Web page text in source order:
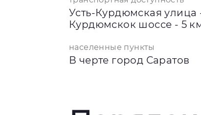
Усть-Курдюмская улица
Курдюмскок шоссе - 5
населенные пункты
В черте город Саратов